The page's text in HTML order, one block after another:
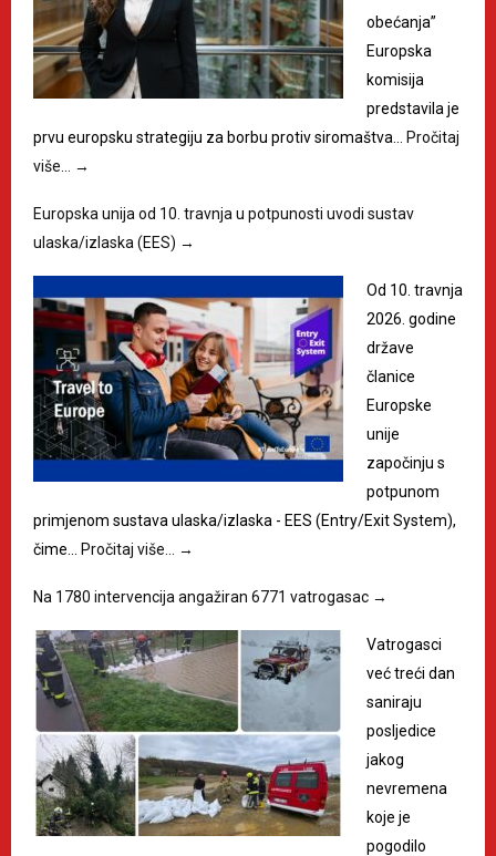
obećanja”
Europska
komisija
predstavila je
prvu europsku strategiju za borbu protiv siromaštva…
Pročitaj
više…
→
Europska unija od 10. travnja u potpunosti uvodi sustav
ulaska/izlaska (EES) →
Od 10. travnja
2026. godine
države
članice
Europske
unije
započinju s
potpunom
primjenom sustava ulaska/izlaska - EES (Entry/Exit System),
čime…
Pročitaj više… →
Na 1780 intervencija angažiran 6771 vatrogasac →
Vatrogasci
već treći dan
saniraju
posljedice
jakog
nevremena
koje je
pogodilo